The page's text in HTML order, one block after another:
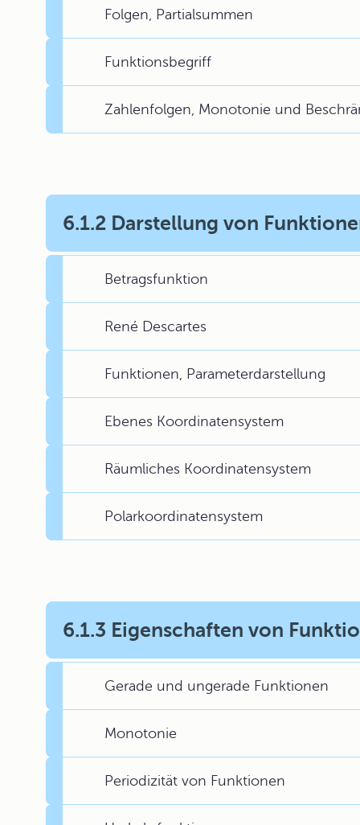
Folgen, Partialsummen
Funktionsbegriff
Zahlenfolgen, Monotonie und
6.1.2 Darstellung von
Betragsfunktion
René Descartes
Funktionen, Parameterdarstellung
Ebenes Koordinatensystem
Räumliches Koordinatensystem
Polarkoordinatensystem
6.1.3 Eigenschaften von
Gerade und ungerade Funktionen
Monotonie
Periodizität von Funktionen